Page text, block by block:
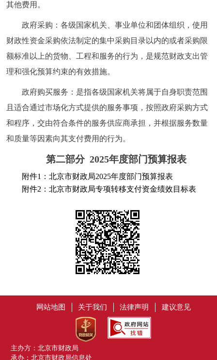
其他费用。
政府采购：各级国家机关、事业单位和团体组织，使用
财政性资金采购依法制定的集中采购目录以内的或者采购限
额标准以上的货物、工程和服务的行为，是规范财政支出管
理和强化预算约束的有效措施。
政府购买服务：是指各级国家机关将属于自身职责范围
且适合通过市场化方式提供的服务事项，按照政府采购方式
和程序，交由符合条件的服务供应商承担，并根据服务数量
和质量等因素向其支付费用的行为。
第二部分 2025年度部门预算报表
附件1：北京市财政局2025年度部门预算报表
附件2：北京市财政局专项转移支付资金绩效目标表
网站地图 关于我们 法律声明 建议意见
主办方：北京市财政局
承办：北京市财政局信息处